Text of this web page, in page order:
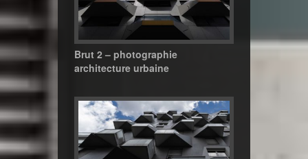
Brut 2 – photographie
architecture urbaine